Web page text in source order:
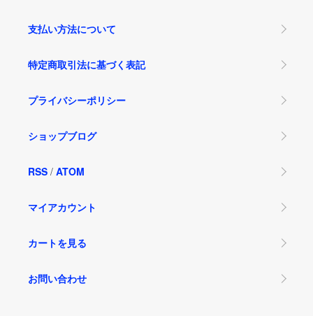
支払い方法について
特定商取引法に基づく表記
プライバシーポリシー
ショップブログ
RSS / ATOM
マイアカウント
カートを見る
お問い合わせ